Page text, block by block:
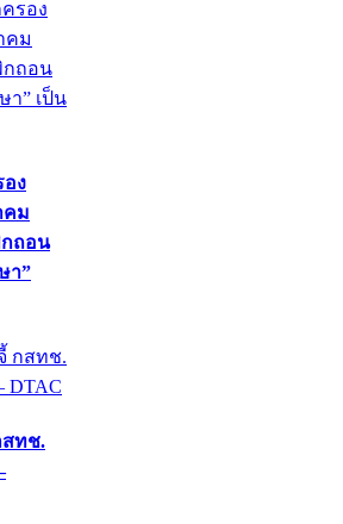
อง
คม
กถอน
า”
สทช.